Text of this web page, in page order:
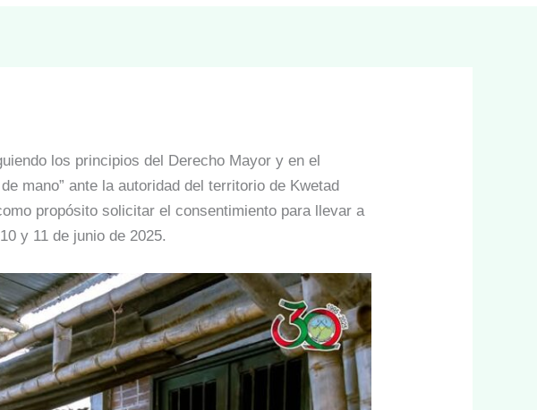
los principios del Derecho Mayor y en el
mano” ante la autoridad del territorio de Kwetad
propósito solicitar el consentimiento para llevar a
y 11 de junio de 2025.